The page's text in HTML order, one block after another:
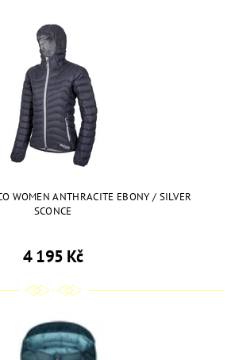
WOMEN ANTHRACITE EBONY / SILVER
SCONCE
4 195 Kč